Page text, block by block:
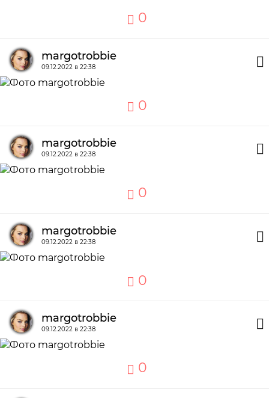
0
margotrobbie
09.12.2022 в 22:38
0
margotrobbie
09.12.2022 в 22:38
0
margotrobbie
09.12.2022 в 22:38
0
margotrobbie
09.12.2022 в 22:38
0